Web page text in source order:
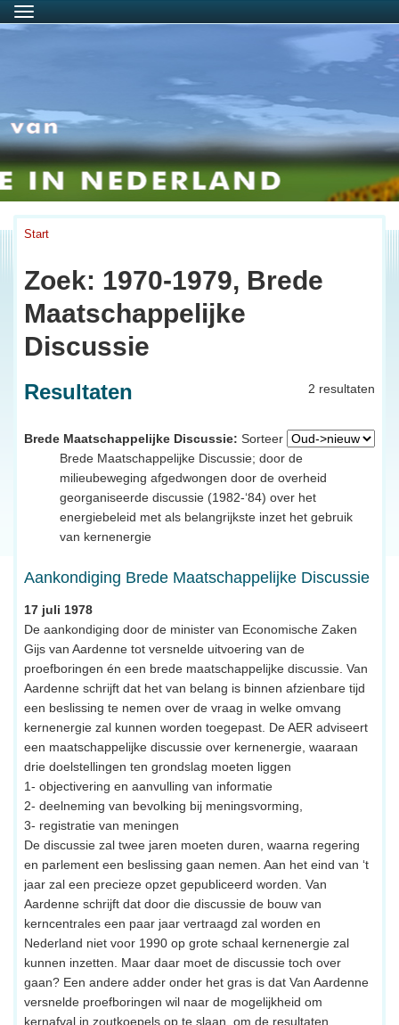
Menu
Start
Zoek: 1970-1979, Brede
Maatschappelijke
Discussie
2 resultaten
Resultaten
Sorteer
Brede Maatschappelijke Discussie:
Brede Maatschappelijke Discussie; door de
milieubeweging afgedwongen door de overheid
georganiseerde discussie (1982-‘84) over het
energiebeleid met als belangrijkste inzet het gebruik
van kernenergie
Aankondiging Brede Maatschappelijke Discussie
17 juli 1978
De aankondiging door de minister van Economische Zaken
Gijs van Aardenne tot versnelde uitvoering van de
proefboringen én een brede maatschappelijke discussie. Van
Aardenne schrijft dat het van belang is binnen afzienbare tijd
een beslissing te nemen over de vraag in welke omvang
kernenergie zal kunnen worden toegepast. De AER adviseert
een maatschappelijke discussie over kernenergie, waaraan
drie doelstellingen ten grondslag moeten liggen
1- objectivering en aanvulling van informatie
2- deelneming van bevolking bij meningsvorming,
3- registratie van meningen
De discussie zal twee jaren moeten duren, waarna regering
en parlement een beslissing gaan nemen. Aan het eind van ‘t
jaar zal een precieze opzet gepubliceerd worden. Van
Aardenne schrijft dat door die discussie de bouw van
kerncentrales een paar jaar vertraagd zal worden en
Nederland niet voor 1990 op grote schaal kernenergie zal
kunnen inzetten. Maar daar moet de discussie toch over
gaan? Een andere adder onder het gras is dat Van Aardenne
versnelde proefboringen wil naar de mogelijkheid om
kernafval in zoutkoepels op te slaan, om de resultaten